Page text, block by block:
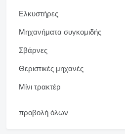
Ελκυστήρες
Μηχανήματα συγκομιδής
Σβάρνες
Θεριστικές μηχανές
Μίνι τρακτέρ
προβολή όλων